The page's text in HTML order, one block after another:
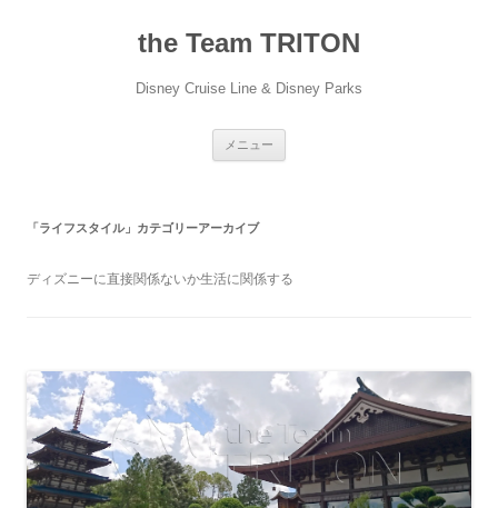
the Team TRITON
Disney Cruise Line & Disney Parks
メニュー
「ライフスタイル」カテゴリーアーカイブ
ディズニーに直接関係ないか生活に関係する